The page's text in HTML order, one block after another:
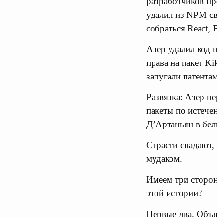
удалил из NPM
собраться React,
Азер удалил код
права на пакет
запугали
Развязка: Азер
пакеты по
Д’Артаньян в
Страсти спадают,
мудаком.
Имеем три
этой истории?
Первые два.